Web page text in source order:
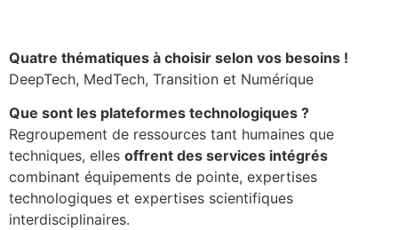
Quatre thématiques à choisir selon vos besoins !
DeepTech, MedTech, Transition et Numérique
Que sont les plateformes technologiques ?
Regroupement de ressources tant humaines que
techniques, elles offrent des services intégrés
combinant équipements de pointe, expertises
technologiques et expertises scientifiques
interdisciplinaires.